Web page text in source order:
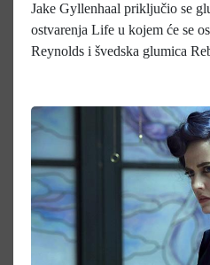
Jake Gyllenhaal priključio se
ostvarenja Life u kojem će se
Reynolds i švedska glumica